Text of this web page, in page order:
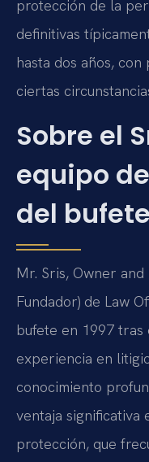
protección de la
definitivas
hasta dos años,
ciertas
Sobre el
equipo
del bufete
Mr. Sris, Owner
Fundador) de Law
bufete en 1997 tras
experiencia en
conocimiento
ventaja significativa
protección, que